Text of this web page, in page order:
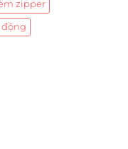
zipper